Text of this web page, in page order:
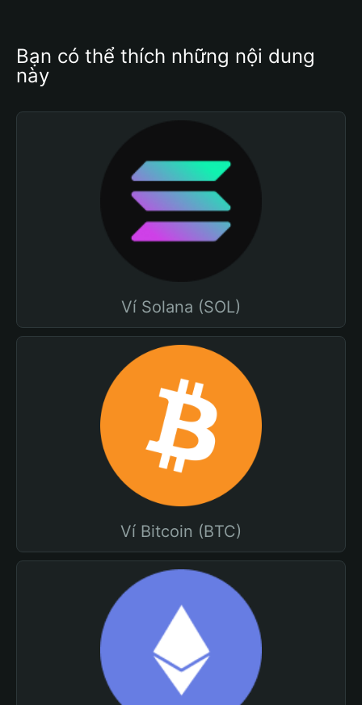
Bạn có thể thích những nội dung
này
Ví Solana (SOL)
Ví Bitcoin (BTC)